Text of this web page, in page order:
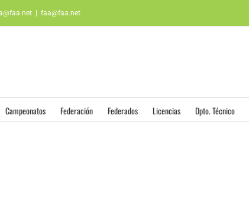
faa@faa.net
Campeonatos Federación Federados Licencias Dpto. Técnico